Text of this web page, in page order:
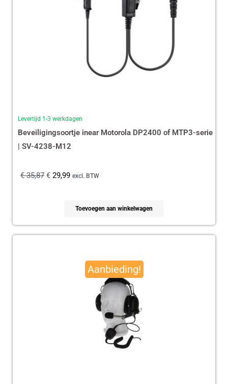
Levertijd 1-3 werkdagen
Beveiligingsoortje inear Motorola DP2400 of MTP3-serie
| SV-4238-M12
€35,87 € 29,99 excl. BTW
Toevoegen aan winkelwagen
Aanbieding!
€ 165,00.